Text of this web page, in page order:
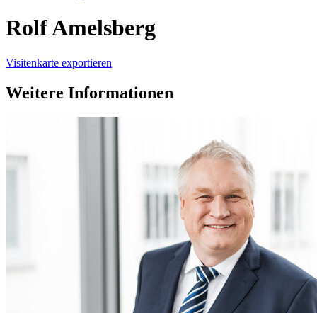
Rolf Amelsberg
Visitenkarte exportieren
Weitere Informationen